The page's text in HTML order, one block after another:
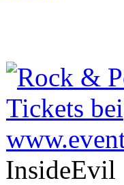
InsideEvil